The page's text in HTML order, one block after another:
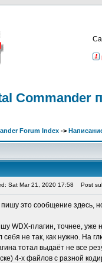
Commander
Forum Index ->
Sat Mar 21, 2020 17:58 Post
это сообщение здесь,
WDX-плагин, точнее, уже
себя не так, как нужно. На
тотал выдаёт не все
4-х файлов с разной